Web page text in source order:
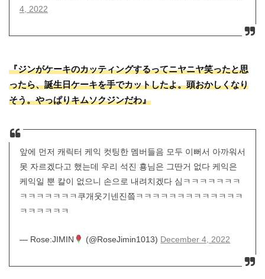
4, 2022
『ジンがケーキのカッティングするってニヤニヤ笑ったと思
ったら、誕生日ケーキを手でカットしたよ。頭おかしくなり
そう。やっぱりキムソクジンだわ』
앞에 먼저 캐릭터 케익 컷팅한 멤버들음 모두 이뻐서 아까워서
못 자르겠다고 했는데 우리 석진 횽님은 그딴거 없다 케익은
케익일 뿐 칼이 없으니 손으로 내려치겠다 심ㅋㅋㅋㅋㅋㅋㅋ
ㅋㅋㅋㅋㅋㅋㅋ쿠개웃기넨진쯬ㅋㅋㅋㅋㅋㅋㅋㅋㅋㅋㅋㅋㅋ
ㅋㅋㅋㅋㅋㅋ
— Rose:JIMIN (@RoseJimin1013) December 4, 2022